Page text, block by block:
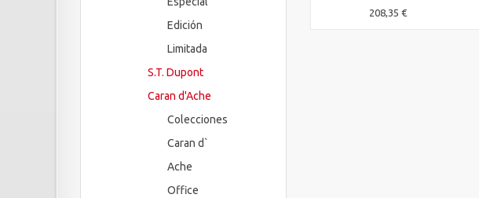
Edición
Limitada
S.T. Dupont
Caran d'Ache
Colecciones
Caran d`
Ache
Office
208,35 €